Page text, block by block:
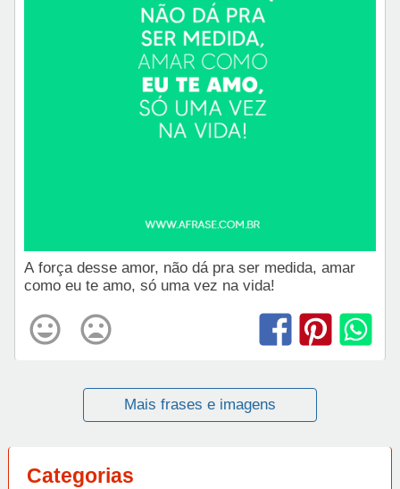
A força desse amor, não dá pra ser medida, amar
como eu te amo, só uma vez na vida!
Mais frases e imagens
Categorias